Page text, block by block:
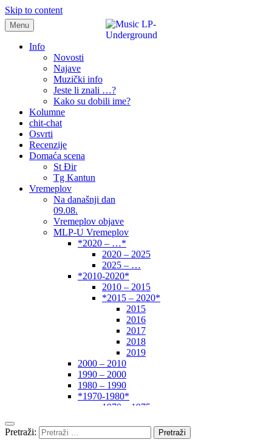
Skip to content
samo muzika i …..
Menu
Info
Novosti
Najave
Muzički info
Jeste li znali …?
Kako su dobili ime?
Kolumne
chit-chat
Osvrti
Recenzije
Domaća scena
St Đir
Tg Kantun
Vremeplov
Na današnji dan
09.08.
Vremeplov objave
MLP-U Vremeplov
*2020 – …*
2020 – 2025
2025 – …
*2010-2020*
2010 – 2015
*2015 – 2020*
2015
2016
2017
2018
2019
2000 – 2010
1990 – 2000
1980 – 1990
*1970-1980*
1970 – 1975
1960 – 1970
1950 – 1960
Pretraži: